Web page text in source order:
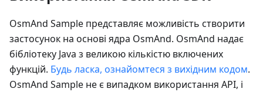
OsmAnd Sample представляє можливість створити
застосунок на основі ядра OsmAnd. OsmAnd надає
бібліотеку Java з великою кількістю включених
функцій. Будь ласка, ознайомтеся з вихідним кодом.
OsmAnd Sample не є випадком використання API, і